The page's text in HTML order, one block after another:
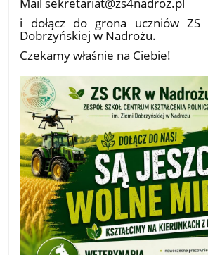
i dołącz do grona uczniów ZS
Dobrzyńskiej w Nadrożu.
Czekamy właśnie na Ciebie!